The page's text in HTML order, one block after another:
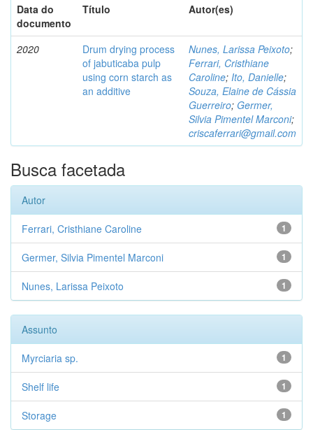
Data do
documento
Título Autor(es)
2020
Drum drying process
of jabuticaba pulp
using corn starch as
an additive
Nunes, Larissa Peixoto;
Ferrari, Cristhiane
Caroline; Ito, Danielle;
Souza, Elaine de Cássia
Guerreiro; Germer,
Silvia Pimentel Marconi;
criscaferrari@gmail.com
Busca facetada
Autor
1
Ferrari, Cristhiane Caroline
1
Germer, Silvia Pimentel Marconi
1
Nunes, Larissa Peixoto
Assunto
1
Myrciaria sp.
1
Shelf life
1
Storage